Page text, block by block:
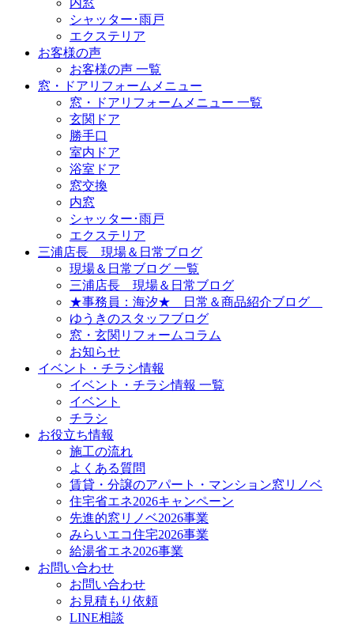
シャッター･雨戸
エクステリア
お客様の声
お客様の声 一覧
窓・ドアリフォームメニュー
窓・ドアリフォームメニュー 一覧
玄関ドア
勝手口
室内ドア
浴室ドア
窓交換
内窓
シャッター･雨戸
エクステリア
三浦店長 現場＆日常ブログ
現場＆日常ブログ 一覧
三浦店長 現場＆日常ブログ
★事務員：海汐★ 日常＆商品紹介ブログ
ゆうきのスタッフブログ
窓・玄関リフォームコラム
お知らせ
イベント・チラシ情報
イベント・チラシ情報 一覧
イベント
チラシ
お役立ち情報
施工の流れ
よくある質問
賃貸・分譲のアパート・マンション窓リノベ
住宅省エネ2026キャンペーン
先進的窓リノベ2026事業
みらいエコ住宅2026事業
給湯省エネ2026事業
お問い合わせ
お問い合わせ
お見積もり依頼
LINE相談